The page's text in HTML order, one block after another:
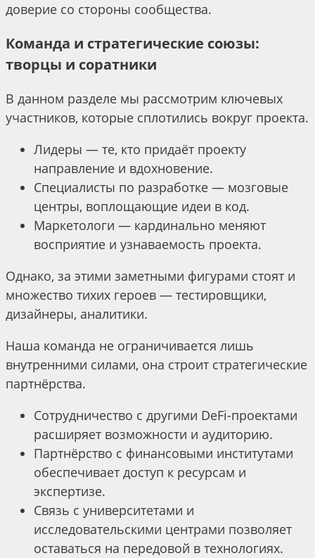
доверие со стороны сообщества.
Команда и стратегические союзы:
творцы и соратники
В данном разделе мы рассмотрим ключевых
участников, которые сплотились вокруг проекта.
Лидеры — те, кто придаёт проекту
направление и вдохновение.
Специалисты по разработке — мозговые
центры, воплощающие идеи в код.
Маркетологи — кардинально меняют
восприятие и узнаваемость проекта.
Однако, за этими заметными фигурами стоят и
множество тихих героев — тестировщики,
дизайнеры, аналитики.
Наша команда не ограничивается лишь
внутренними силами, она строит стратегические
партнёрства.
Сотрудничество с другими DeFi-проектами
расширяет возможности и аудиторию.
Партнёрство с финансовыми институтами
обеспечивает доступ к ресурсам и
экспертизе.
Связь с университетами и
исследовательскими центрами позволяет
оставаться на передовой в технологиях.